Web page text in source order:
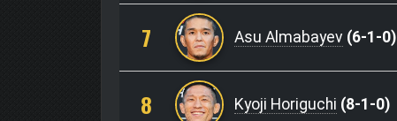
7 Asu Almabayev (6-1-0)
8 Kyoji Horiguchi (8-1-0)